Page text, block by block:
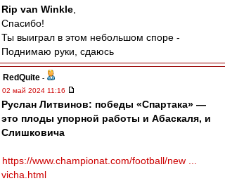
Rip van Winkle
Спасибо!
Ты выиграл в этом небольшом споре -
Поднимаю руки, сдаюсь
RedQuite -
02 май 2024 11:16
Руслан Литвинов: победы «Спартака» —
это плоды упорной работы и Абаскаля, и
Слишковича
https://www.championat.com/football/new ...
vicha.html